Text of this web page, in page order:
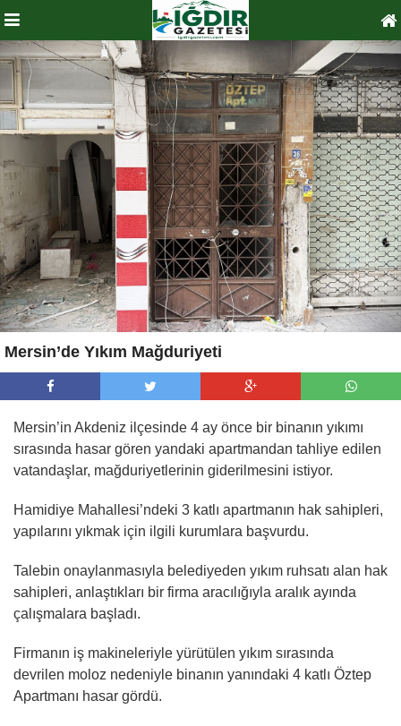
Mersin’de Yıkım Mağduriyeti
Mersin’in Akdeniz ilçesinde 4 ay önce bir binanın yıkımı
sırasında hasar gören yandaki apartmandan tahliye edilen
vatandaşlar, mağduriyetlerinin giderilmesini istiyor.
Hamidiye Mahallesi’ndeki 3 katlı apartmanın hak sahipleri,
yapılarını yıkmak için ilgili kurumlara başvurdu.
Talebin onaylanmasıyla belediyeden yıkım ruhsatı alan hak
sahipleri, anlaştıkları bir firma aracılığıyla aralık ayında
çalışmalara başladı.
Firmanın iş makineleriyle yürütülen yıkım sırasında
devrilen moloz nedeniyle binanın yanındaki 4 katlı Öztep
Apartmanı hasar gördü.